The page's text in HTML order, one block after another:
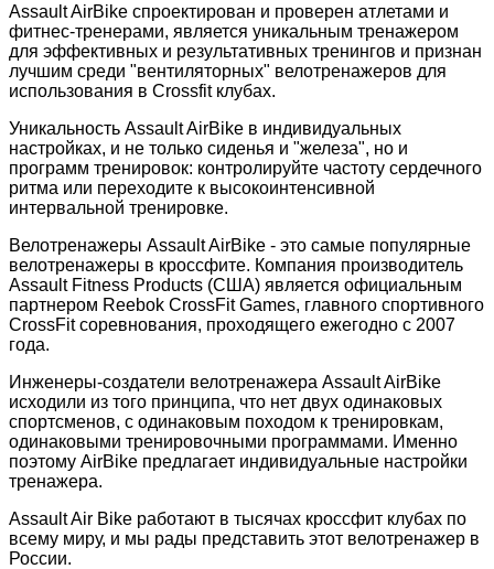
Assault AirBike спроектирован и проверен атлетами и
фитнес-тренерами, является уникальным тренажером
для эффективных и результативных тренингов и признан
лучшим среди "вентиляторных" велотренажеров для
использования в Crossfit клубах.
Уникальность Assault AirBike в индивидуальных
настройках, и не только сиденья и "железа", но и
программ тренировок: контролируйте частоту сердечного
ритма или переходите к высокоинтенсивной
интервальной тренировке.
Велотренажеры Assault AirBike - это самые популярные
велотренажеры в кроссфите. Компания производитель
Assault Fitness Products (США) является официальным
партнером Reebok CrossFit Games, главного спортивного
CrossFit соревнования, проходящего ежегодно с 2007
года.
Инженеры-создатели велотренажера Assault AirBike
исходили из того принципа, что нет двух одинаковых
спортсменов, с одинаковым походом к тренировкам,
одинаковыми тренировочными программами. Именно
поэтому AirBike предлагает индивидуальные настройки
тренажера.
Assault Air Bike работают в тысячах кроссфит клубах по
всему миру, и мы рады представить этот велотренажер в
России.